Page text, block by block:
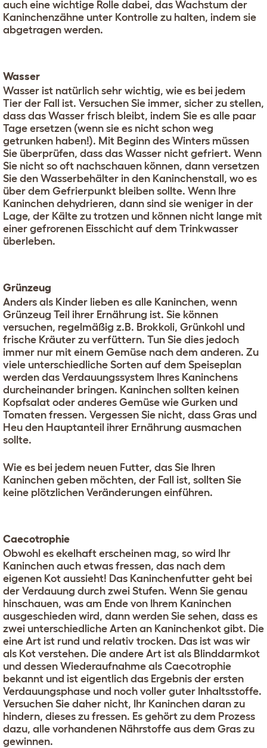
auch eine wichtige Rolle dabei, das Wachstum der
Kaninchenzähne unter Kontrolle zu halten, indem sie
abgetragen werden.
Wasser
Wasser ist natürlich sehr wichtig, wie es bei jedem
Tier der Fall ist. Versuchen Sie immer, sicher zu stellen,
dass das Wasser frisch bleibt, indem Sie es alle paar
Tage ersetzen (wenn sie es nicht schon weg
getrunken haben!). Mit Beginn des Winters müssen
Sie überprüfen, dass das Wasser nicht gefriert. Wenn
Sie nicht so oft nachschauen können, dann versetzen
Sie den Wasserbehälter in den Kaninchenstall, wo es
über dem Gefrierpunkt bleiben sollte. Wenn Ihre
Kaninchen dehydrieren, dann sind sie weniger in der
Lage, der Kälte zu trotzen und können nicht lange mit
einer gefrorenen Eisschicht auf dem Trinkwasser
überleben.
Grünzeug
Anders als Kinder lieben es alle Kaninchen, wenn
Grünzeug Teil ihrer Ernährung ist. Sie können
versuchen, regelmäßig z.B. Brokkoli, Grünkohl und
frische Kräuter zu verfüttern. Tun Sie dies jedoch
immer nur mit einem Gemüse nach dem anderen. Zu
viele unterschiedliche Sorten auf dem Speiseplan
werden das Verdauungssystem Ihres Kaninchens
durcheinander bringen. Kaninchen sollten keinen
Kopfsalat oder anderes Gemüse wie Gurken und
Tomaten fressen. Vergessen Sie nicht, dass Gras und
Heu den Hauptanteil ihrer Ernährung ausmachen
sollte.
Wie es bei jedem neuen Futter, das Sie Ihren
Kaninchen geben möchten, der Fall ist, sollten Sie
keine plötzlichen Veränderungen einführen.
Caecotrophie
Obwohl es ekelhaft erscheinen mag, so wird Ihr
Kaninchen auch etwas fressen, das nach dem
eigenen Kot aussieht! Das Kaninchenfutter geht bei
der Verdauung durch zwei Stufen. Wenn Sie genau
hinschauen, was am Ende von Ihrem Kaninchen
ausgeschieden wird, dann werden Sie sehen, dass es
zwei unterschiedliche Arten an Kaninchenkot gibt. Die
eine Art ist rund und relativ trocken. Das ist was wir
als Kot verstehen. Die andere Art ist als Blinddarmkot
und dessen Wiederaufnahme als Caecotrophie
bekannt und ist eigentlich das Ergebnis der ersten
Verdauungsphase und noch voller guter Inhaltsstoffe.
Versuchen Sie daher nicht, Ihr Kaninchen daran zu
hindern, dieses zu fressen. Es gehört zu dem Prozess
dazu, alle vorhandenen Nährstoffe aus dem Gras zu
gewinnen.